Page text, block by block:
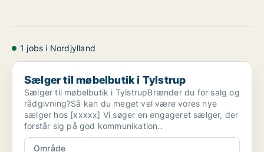
1 jobs i Nordjylland
Sælger til møbelbutik i Tylstrup
Sælger til møbelbutik i Tylstrup
Sælger til møbelbutik i TylstrupBrænder du for salg og
rådgivning?Så kan du meget vel være vores nye
sælger hos [xxxxx] Vi søger en engageret sælger, der
forstår sig på god kommunikation..
Område